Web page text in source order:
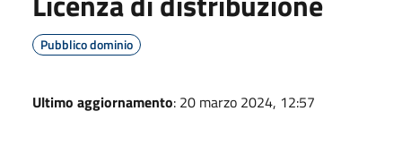
Pubblico dominio
Ultimo aggiornamento: 20 marzo 2024, 12:57